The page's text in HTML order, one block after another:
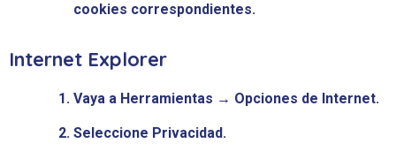
cookies correspondientes.
Internet Explorer
Vaya a Herramientas → Opciones de Internet.
Seleccione Privacidad.